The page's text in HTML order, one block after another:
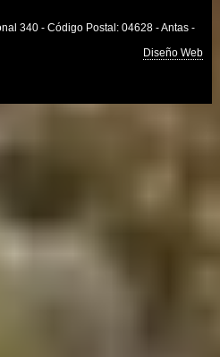
340 - Código Postal: 04628 - Antas -
Diseño Web